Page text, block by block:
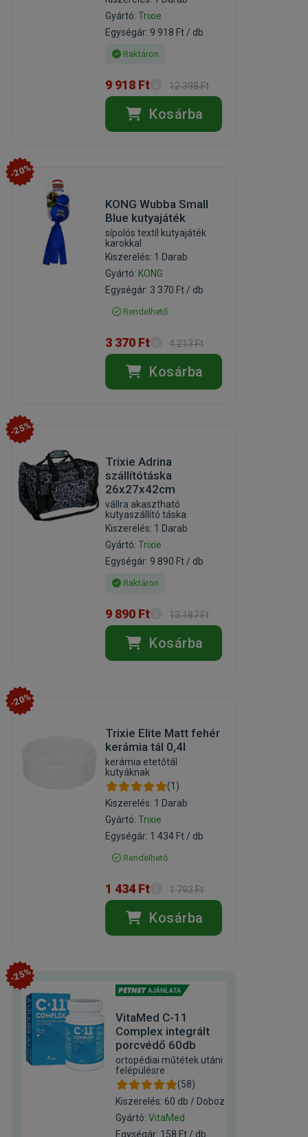
Gyártó:Trixie
Egységár: 9 918 Ft / db
Raktáron
9 918 Ft 12 398 Ft
Kosárba
-20%
KONG Wubba Small
Blue kutyajáték
sípolós textíl kutyajáték
karokkal
Kiszerelés: 1 Darab
Gyártó: KONG
Egységár: 3 370 Ft / db
Rendelhető
3 370 Ft 4 213 Ft
Kosárba
-25%
Trixie Adrina
szállítótáska
26x27x42cm
vállra akasztható
kutyaszállító táska
Kiszerelés: 1 Darab
Gyártó:Trixie
Egységár: 9 890 Ft / db
Raktáron
9 890 Ft 13 187 Ft
Kosárba
-20%
Trixie Elite Matt fehér
kerámia tál 0,4l
kerámia etetőtál
kutyáknak
(1)
Kiszerelés: 1 Darab
Gyártó:Trixie
Egységár: 1 434 Ft / db
Rendelhető
1 434 Ft 1 793 Ft
Kosárba
-25%
VitaMed C-11
Complex integrált
porcvédő 60db
ortopédiai műtétek utáni
felépülésre
(58)
Kiszerelés: 60 db / Doboz
Gyártó: VitaMed
Egységár: 158 Ft / db